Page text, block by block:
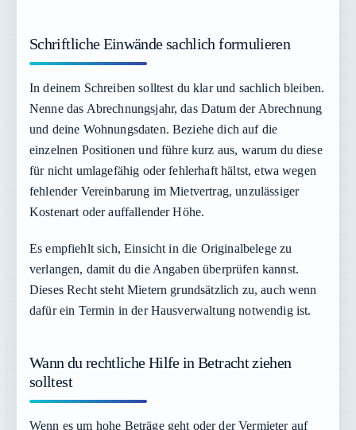
Schriftliche Einwände sachlich formulieren
In deinem Schreiben solltest du klar und sachlich bleiben.
Nenne das Abrechnungsjahr, das Datum der Abrechnung
und deine Wohnungsdaten. Beziehe dich auf die
einzelnen Positionen und führe kurz aus, warum du diese
für nicht umlagefähig oder fehlerhaft hältst, etwa wegen
fehlender Vereinbarung im Mietvertrag, unzulässiger
Kostenart oder auffallender Höhe.
Es empfiehlt sich, Einsicht in die Originalbelege zu
verlangen, damit du die Angaben überprüfen kannst.
Dieses Recht steht Mietern grundsätzlich zu, auch wenn
dafür ein Termin in der Hausverwaltung notwendig ist.
Wann du rechtliche Hilfe in Betracht ziehen
solltest
Wenn es um hohe Beträge geht oder der Vermieter auf